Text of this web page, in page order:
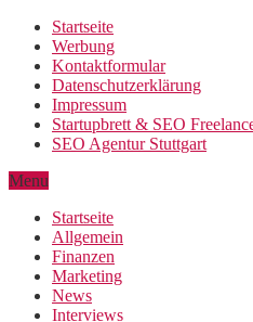
Startseite
Werbung
Kontaktformular
Datenschutzerklärung
Impressum
Startupbrett & SEO
SEO Agentur Stuttgart
Menu
Startseite
Allgemein
Finanzen
Marketing
News
Interviews